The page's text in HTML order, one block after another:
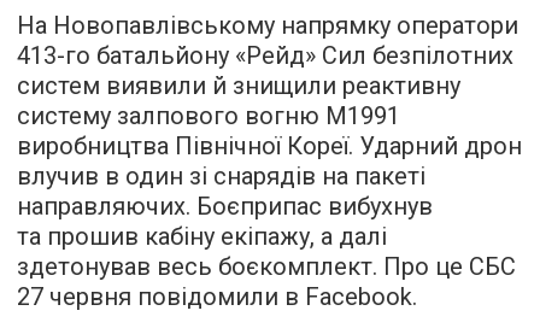
На Новопавлівському напрямку оператори
413-го батальйону «Рейд» Сил безпілотних
систем виявили й знищили реактивну
систему залпового вогню М1991
виробництва Північної Кореї. Ударний дрон
влучив в один зі снарядів на пакеті
направляючих. Боєприпас вибухнув
та прошив кабіну екіпажу, а далі
здетонував весь боєкомплект. Про це СБС
27 червня повідомили в Facebook.